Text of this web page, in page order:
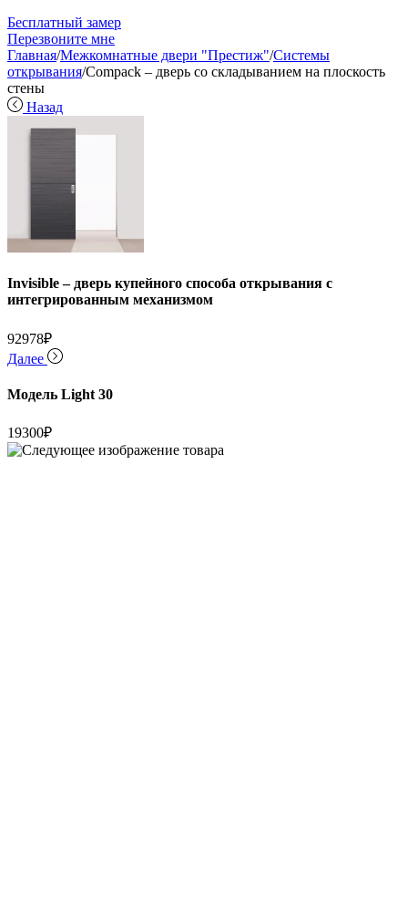
Бесплатный замер
Перезвоните мне
Главная/Межкомнатные двери "Престиж"/Системы
открывания/Compack – дверь со складыванием на плоскость
стены
Назад
Invisible – дверь купейного способа открывания с
интегрированным механизмом
92978₽
Далее
Модель Light 30
19300₽